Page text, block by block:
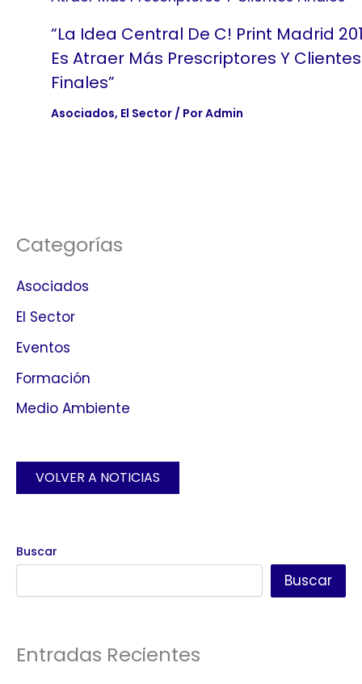
“La Idea Central De C! Print Madrid
Es Atraer Más Prescriptores Y Clientes
Finales”
Asociados, El Sector/ PorAdmin
Categorías
Asociados
El Sector
Eventos
Formación
Medio Ambiente
VOLVER A NOTICIAS
Buscar
Buscar
Entradas Recientes